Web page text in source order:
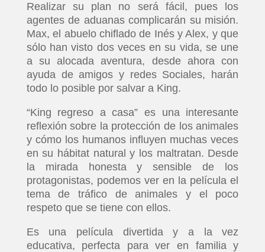
Realizar su plan no será fácil, pues los
agentes de aduanas complicarán su misión.
Max, el abuelo chiflado de Inés y Alex, y que
sólo han visto dos veces en su vida, se une
a su alocada aventura, desde ahora con
ayuda de amigos y redes Sociales, harán
todo lo posible por salvar a King.
“King regreso a casa” es una interesante
reflexión sobre la protección de los animales
y cómo los humanos influyen muchas veces
en su hábitat natural y los maltratan. Desde
la mirada honesta y sensible de los
protagonistas, podemos ver en la película el
tema de tráfico de animales y el poco
respeto que se tiene con ellos.
Es una película divertida y a la vez
educativa, perfecta para ver en familia y